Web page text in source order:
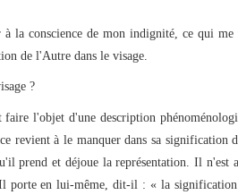
la conscience de mon indignité, ce qui me
de l'Autre dans le visage.
?
l'objet d'une description
revient à le manquer dans sa signification
prend et déjoue la représentation. Il n'est
porte en lui-même, dit-il : « la